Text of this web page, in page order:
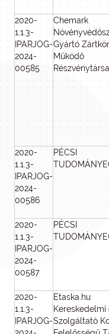
2020-
1.1.3-
IPARJOG-
2024-
00585
Chemark
Gyártó
Működő
2020-
1.1.3-
IPARJOG-
2024-
00586
PÉCSI
2020-
1.1.3-
IPARJOG-
2024-
00587
PÉCSI
2020-
1.1.3-
IPARJOG-
Etaska.hu
Kereskedelmi
Szolgáltató